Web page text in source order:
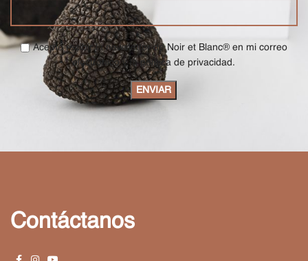
Acepto recibir la newsletter de Noir et Blanc® en mi correo
electrónico y la política de privacidad.
Contáctanos